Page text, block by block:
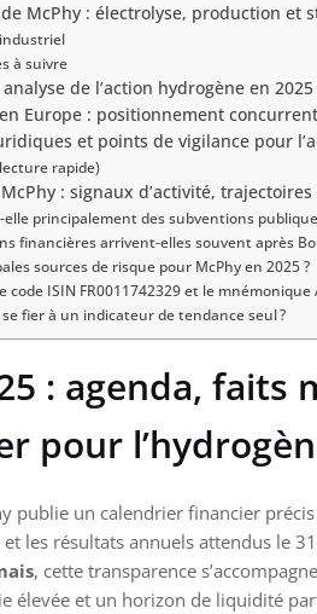
McPhy : électrolyse, production et
à suivre
de l’action hydrogène en
Europe : positionnement
et points de vigilance pour
rapide)
: signaux d’activité,
elle principalement des subventions
financières arrivent-elles souvent après
sources de risque pour McPhy en 2025 ?
ISIN FR0011742329 et le mnémonique
fier à un indicateur de tendance seul ?
: agenda, faits
pour
publie un calendrier financier
les résultats annuels attendus le
, cette transparence
élevée et un horizon de liquidité